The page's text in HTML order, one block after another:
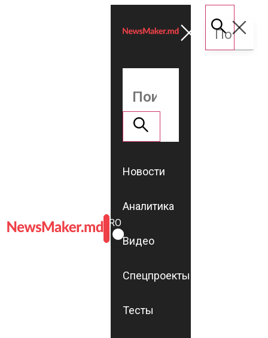
ROMÂNĂ
RU
Новости
Аналитика
Видео
Спецпроекты
Тесты